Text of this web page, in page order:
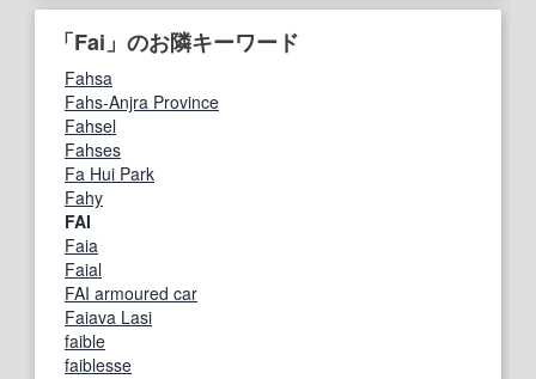
「Fai」のお隣キーワード
Fahsa
Fahs-Anjra Province
Fahsel
Fahses
Fa Hui Park
Fahy
FAI
Faia
Faial
FAI armoured car
Faiava Lasi
faible
faiblesse